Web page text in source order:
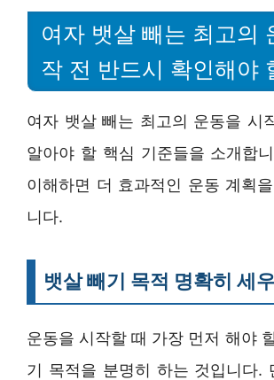
여자 뱃살 빼는 최고의
작 전 반드시 확인해야
여자 뱃살 빼는 최고의 운동을 시
알아야 할 핵심 기준들을 소개합
이해하면 더 효과적인 운동 계획
니다.
뱃살 빼기 목적 명확히 세
운동을 시작할 때 가장 먼저 해야
기 목적을 분명히 하는 것입니다.